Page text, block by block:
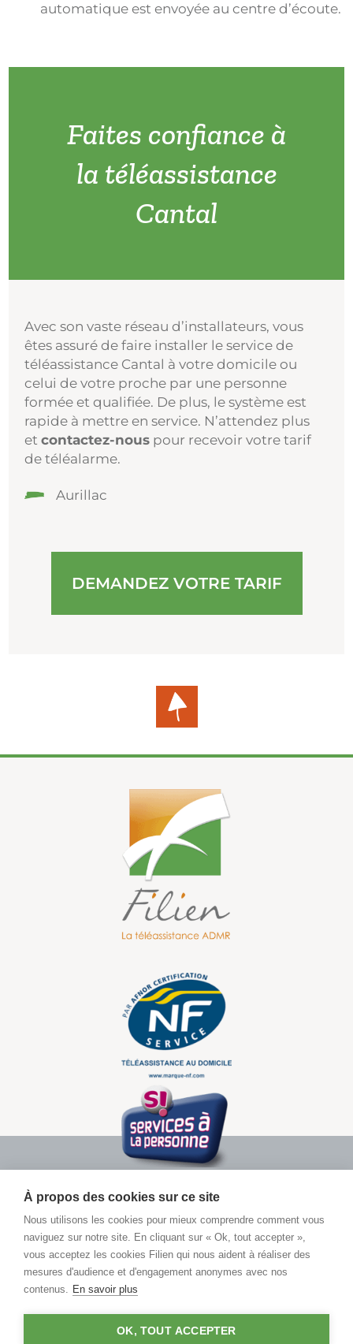
À propos des cookies sur ce site
Nous utilisons les cookies pour mieux comprendre comment vous
naviguez sur notre site. En cliquant sur « Ok, tout accepter »,
vous acceptez les cookies Filien qui nous aident à réaliser des
mesures d'audience et d'engagement anonymes avec nos
contenus. En savoir plus
OK, TOUT ACCEPTER
automatique est envoyée au centre d’écoute.
Faites confiance à
la téléassistance
Cantal
Avec son vaste réseau d’installateurs, vous
êtes assuré de faire installer le service de
téléassistance Cantal à votre domicile ou
celui de votre proche par une personne
formée et qualifiée. De plus, le système est
rapide à mettre en service. N’attendez plus
etcontactez-nous pour recevoir votre tarif
de téléalarme.
Aurillac
DEMANDEZ VOTRE TARIF
Pour toute demande d’informations
Contactez un conseiller